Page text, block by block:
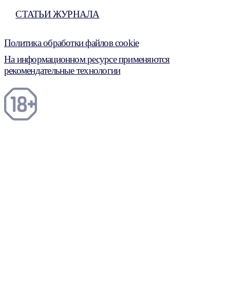
СТАТЬИ ЖУРНАЛА
Политика обработки файлов cookie
На информационном ресурсе применяются
рекомендательные технологии